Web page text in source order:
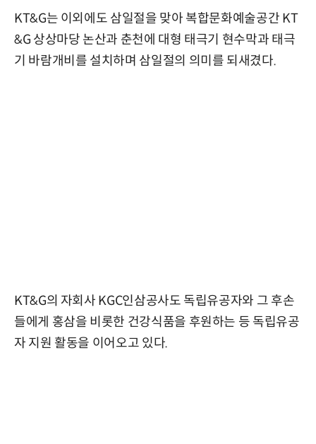
KT&G는 이외에도 삼일절을 맞아 복합문화예술공간 KT
&G 상상마당 논산과 춘천에 대형 태극기 현수막과 태극
기 바람개비를 설치하며 삼일절의 의미를 되새겼다.
KT&G의 자회사 KGC인삼공사도 독립유공자와 그 후손
들에게 홍삼을 비롯한 건강식품을 후원하는 등 독립유공
자 지원 활동을 이어오고 있다.